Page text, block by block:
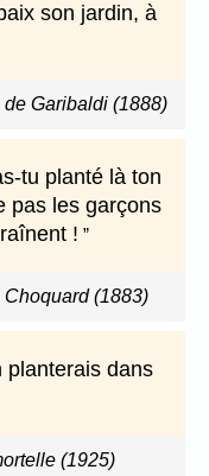
son jardin, à
Garibaldi (1888)
tu planté là ton
pas les garçons
!
Choquard (1883)
planterais dans
(1925)